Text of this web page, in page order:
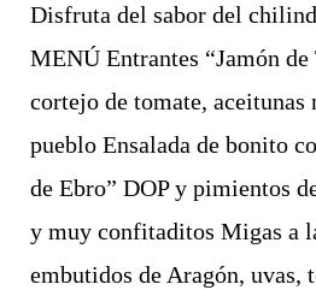
Disfruta del sabor del
MENÚ Entrantes “Jamón de
cortejo de tomate, aceitunas
pueblo Ensalada de bonito
de Ebro” DOP y pimientos
y muy confitaditos Migas a
embutidos de Aragón, uvas,